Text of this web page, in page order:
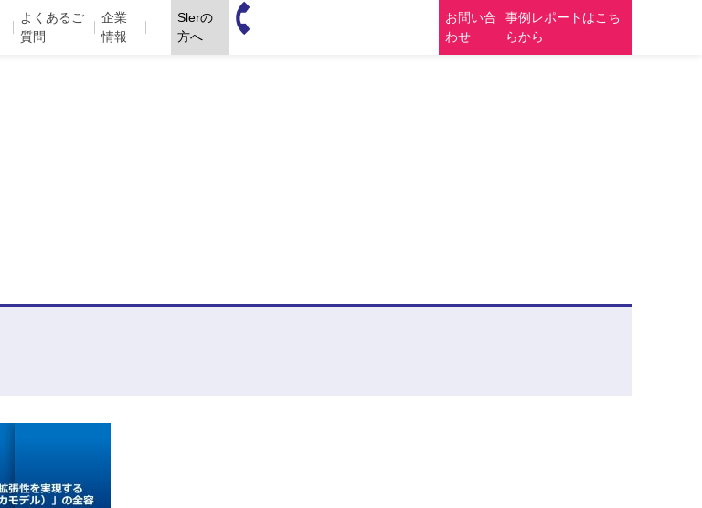
よくあるご
質問
企業
情報
Slerの
方へ
お問い合
わせ
事例レポートはこち
らから